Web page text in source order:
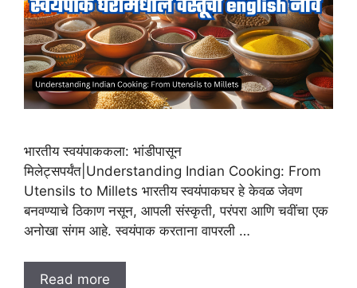
भारतीय स्वयंपाककला: भांडीपासून
मिलेट्सपर्यंत|Understanding Indian Cooking: From
Utensils to Millets भारतीय स्वयंपाकघर हे केवळ जेवण
बनवण्याचे ठिकाण नसून, आपली संस्कृती, परंपरा आणि चवींचा एक
अनोखा संगम आहे. स्वयंपाक करताना वापरली …
Read more